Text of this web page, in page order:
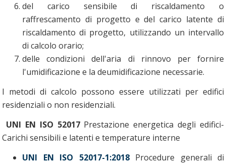
del carico sensibile di riscaldamento o
raffrescamento di progetto e del carico latente di
riscaldamento di progetto, utilizzando un intervallo
di calcolo orario;
delle condizioni dell'aria di rinnovo per fornire
l'umidificazione e la deumidificazione necessarie.
I metodi di calcolo possono essere utilizzati per edifici
residenziali o non residenziali.
UNI EN ISO 52017Prestazione energetica degli edifici-
Carichi sensibili e latenti e temperature interne
UNI EN ISO 52017-1:2018Procedure generali di